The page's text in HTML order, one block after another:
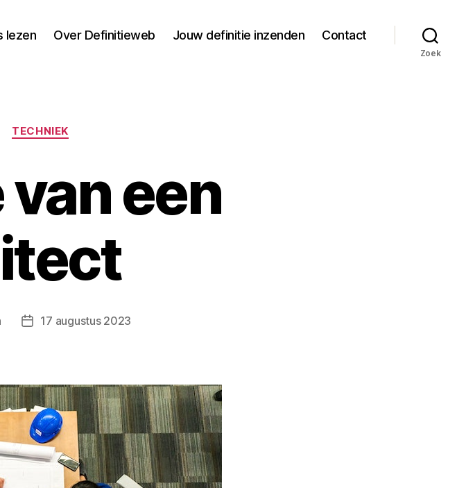
lezen Over Definitieweb Jouw definitie inzenden Contact
Zoek
Categorieën
TECHNIEK
een
Berichtdatum
17 augustus 2023